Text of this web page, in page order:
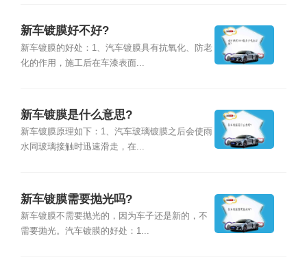
新车镀膜好不好?
新车镀膜的好处：1、汽车镀膜具有抗氧化、防老
化的作用，施工后在车漆表面...
新车镀膜是什么意思?
新车镀膜原理如下：1、汽车玻璃镀膜之后会使雨
水同玻璃接触时迅速滑走，在...
新车镀膜需要抛光吗?
新车镀膜不需要抛光的，因为车子还是新的，不
需要抛光。汽车镀膜的好处：1...